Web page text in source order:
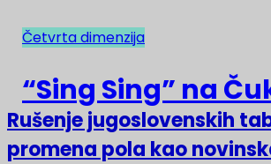
NAJNOVIJE
Rušenje jugoslovenskih
promena pola kao
Četvrta dimenzija
“Sing Sing” na